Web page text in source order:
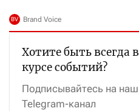
Хотите быть всегда в
курсе событий?
Подписывайтесь на наш
Telegram-канал